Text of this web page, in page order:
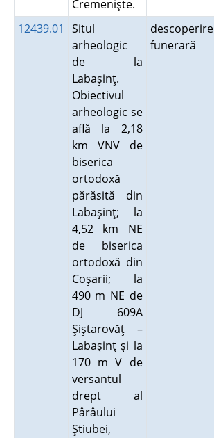
Cremenişte.
12439.01
Situl
arheologic
de la
Labaşinţ.
Obiectivul
arheologic se
află la 2,18
km VNV de
biserica
ortodoxă
părăsită din
Labaşinţ; la
4,52 km NE
de biserica
ortodoxă din
Coşarii; la
490 m NE de
DJ 609A
Şiştarovăţ –
Labaşinţ şi la
170 m V de
versantul
drept al
Pârâului
Ştiubei,
descoperire
funerară